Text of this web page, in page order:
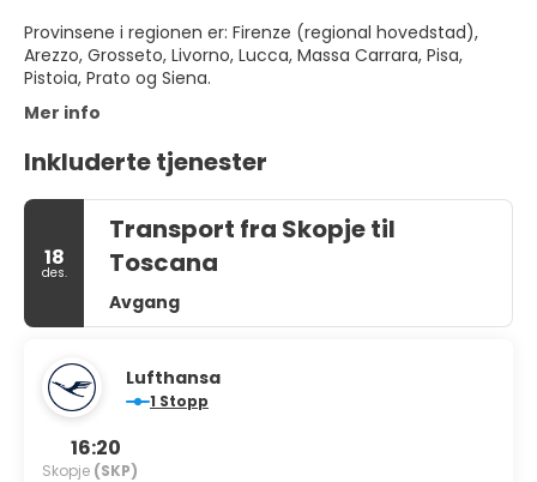
Provinsene i regionen er: Firenze (regional hovedstad),
Arezzo, Grosseto, Livorno, Lucca, Massa Carrara, Pisa,
Pistoia, Prato og Siena.
Mer info
Inkluderte tjenester
18
des.
Transport fra Skopje til
Toscana
Avgang
Lufthansa
1 Stopp
16:20
Skopje (SKP)